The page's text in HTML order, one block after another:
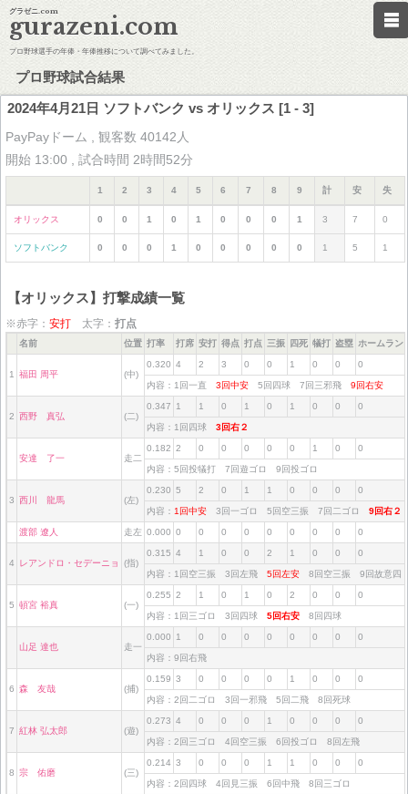
グラゼニ.com
gurazeni.com
プロ野球選手の年俸・年俸推移について調べてみました。
プロ野球試合結果
2024年4月21日 ソフトバンク vs オリックス [1 - 3]
PayPayドーム , 観客数 40142人
開始 13:00 , 試合時間 2時間52分
1 2 3 4 5 6 7 8 9 計 安 失
オリックス 0 0 1 0 1 0 0 0 1 3 7 0
ソフトバンク 0 0 0 1 0 0 0 0 0 1 5 1
【オリックス】打撃成績一覧
※赤字： 安打 太字： 打点
名前 位置 打率 打席 安打 得点 打点 三振 四死 犠打 盗塁 ホームラン
1 福田 周平 (中)
0.320 4 2 3 0 0 1 0 0 0
内容：1回一直 3回中安 5回四球 7回三邪飛 9回右安
2 西野 真弘 (二)
0.347 1 1 0 1 0 1 0 0 0
内容：1回四球 3回右２
安達 了一 走二
0.182 2 0 0 0 0 0 1 0 0
内容：5回投犠打 7回遊ゴロ 9回投ゴロ
3 西川 龍馬 (左)
0.230 5 2 0 1 1 0 0 0 0
内容： 1回中安 3回一ゴロ 5回空三振 7回二ゴロ 9回右
渡部 遼人 走左 0.000 0 0 0 0 0 0 0 0 0
4 レアンドロ・セデーニョ (指)
0.315 4 1 0 0 2 1 0 0 0
内容：1回空三振 3回左飛 5回左安 8回空三振 9回故意
5 頓宮 裕真 (一)
0.255 2 1 0 1 0 2 0 0 0
内容：1回三ゴロ 3回四球 5回右安 8回四球
山足 達也 走一
0.000 1 0 0 0 0 0 0 0 0
内容：9回右飛
6 森 友哉 (捕)
0.159 3 0 0 0 0 1 0 0 0
内容：2回二ゴロ 3回一邪飛 5回二飛 8回死球
7 紅林 弘太郎 (遊)
0.273 4 0 0 0 1 0 0 0 0
内容：2回三ゴロ 4回空三振 6回投ゴロ 8回左飛
8 宗 佑磨 (三)
0.214 3 0 0 0 1 1 0 0 0
内容：2回四球 4回見三振 6回中飛 8回三ゴロ